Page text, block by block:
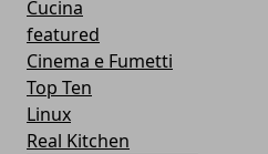
Cucina
featured
Cinema e Fumetti
Top Ten
Linux
Real Kitchen